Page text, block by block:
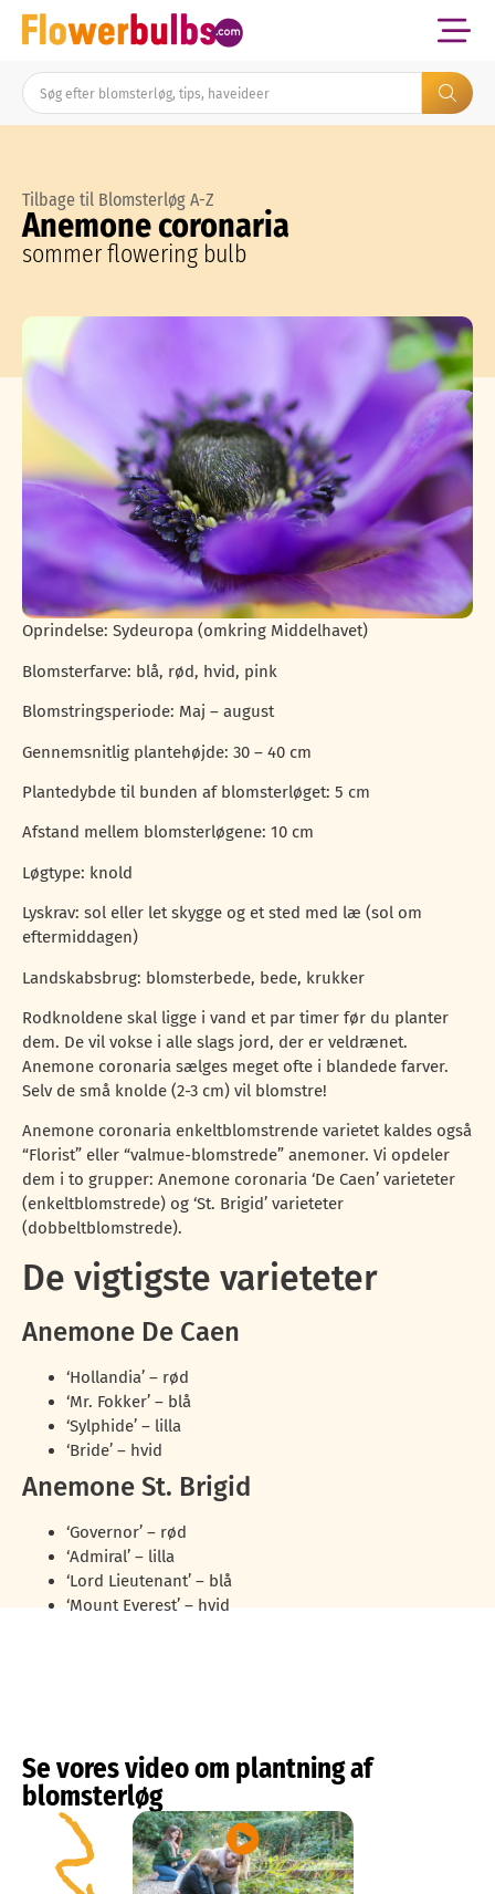
Tilbage til Blomsterløg A-Z
Anemone coronaria
sommer flowering bulb
Oprindelse: Sydeuropa (omkring Middelhavet)
Blomsterfarve: blå, rød, hvid, pink
Blomstringsperiode: Maj – august
Gennemsnitlig plantehøjde: 30 – 40 cm
Plantedybde til bunden af blomsterløget: 5 cm
Afstand mellem blomsterløgene: 10 cm
Løgtype: knold
Lyskrav: sol eller let skygge og et sted med læ (sol om
eftermiddagen)
Landskabsbrug: blomsterbede, bede, krukker
Rodknoldene skal ligge i vand et par timer før du planter
dem. De vil vokse i alle slags jord, der er veldrænet.
Anemone coronaria sælges meget ofte i blandede farver.
Selv de små knolde (2-3 cm) vil blomstre!
Anemone coronaria enkeltblomstrende varietet kaldes også
“Florist” eller “valmue-blomstrede” anemoner. Vi opdeler
dem i to grupper: Anemone coronaria ‘De Caen’ varieteter
(enkeltblomstrede) og ‘St. Brigid’ varieteter
(dobbeltblomstrede).
De vigtigste varieteter
Anemone De Caen
‘Hollandia’ – rød
‘Mr. Fokker’ – blå
‘Sylphide’ – lilla
‘Bride’ – hvid
Anemone St. Brigid
‘Governor’ – rød
‘Admiral’ – lilla
‘Lord Lieutenant’ – blå
‘Mount Everest’ – hvid
Se vores video om plantning af
blomsterløg